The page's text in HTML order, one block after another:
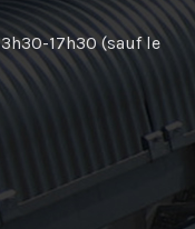
17h30 (sauf le